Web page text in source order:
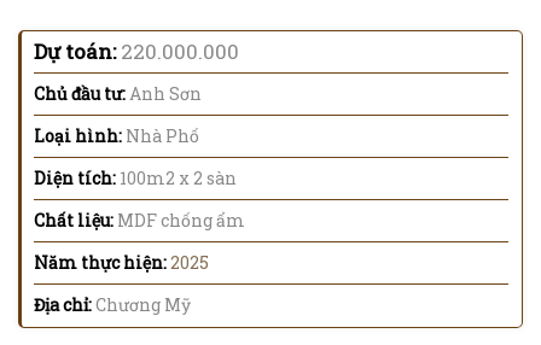
Dự toán:220.000.000
Chủ đầu tư:Anh Sơn
Loại hình: Nhà Phố
Diện tích: 100m2 x 2 sàn
Chất liệu: MDF chống ẩm
Năm thực hiện:2025
Địa chỉ:Chương Mỹ